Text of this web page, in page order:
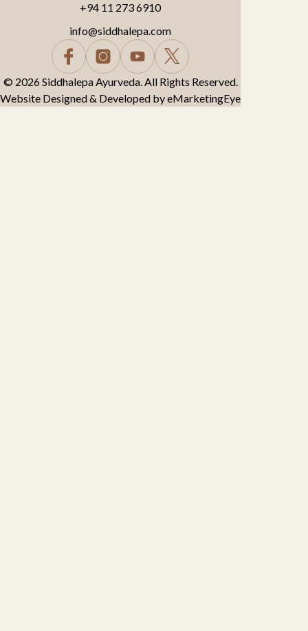
+94 11 273 6910
info@siddhalepa.com
© 2026 Siddhalepa Ayurveda. All Rights Reserved.
Website Designed & Developed byeMarketingEye